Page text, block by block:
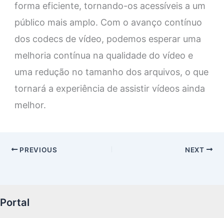
forma eficiente, tornando-os acessíveis a um
público mais amplo. Com o avanço contínuo
dos codecs de vídeo, podemos esperar uma
melhoria contínua na qualidade do vídeo e
uma redução no tamanho dos arquivos, o que
tornará a experiência de assistir vídeos ainda
melhor.
PREVIOUS NEXT
Portal